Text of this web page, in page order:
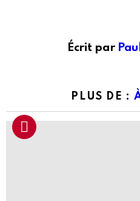
Écrit par
PLUS DE :